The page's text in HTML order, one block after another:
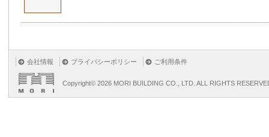
会社情報 プライバシーポリシー ご利用条件
Copyright© 2026 MORI BUILDING CO., LTD. ALL RIGHTS